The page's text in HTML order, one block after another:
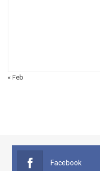
« Feb
إلى المعلومة
Facebook